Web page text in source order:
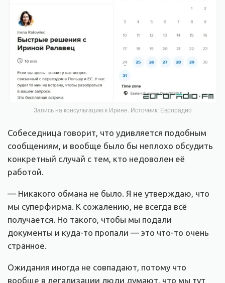
Запись на консультацию к Ирине. Источник: Еврорадио
Собеседница говорит, что удивляется подобным
сообщениям, и вообще было бы неплохо обсудить
конкретный случай с тем, кто недоволен её
работой.
— Никакого обмана не было. Я не утверждаю, что
мы суперфирма. К сожалению, не всегда всё
получается. Но такого, чтобы мы подали
документы и куда-то пропали — это что-то очень
странное.
Ожидания иногда не совпадают, потому что
вообще в легализации люди думают, что мы тут